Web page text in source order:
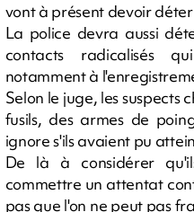
vont à présent devoir
La police devra aussi
contacts radicalisés
notamment à
Selon le juge, les suspects
fusils, des armes de
ignore s'ils avaient pu
De là à considérer
commettre un attentat
pas que l'on ne peut pas